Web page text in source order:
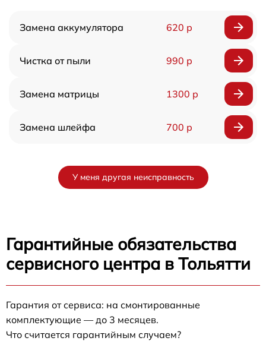
Замена аккумулятора 620 р
Чистка от пыли 990 р
Замена матрицы 1300 р
Замена шлейфа 700 р
У меня другая неисправность
Гарантийные обязательства
сервисного центра в Тольятти
Гарантия от сервиса: на смонтированные
комплектующие — до 3 месяцев.
Что считается гарантийным случаем?